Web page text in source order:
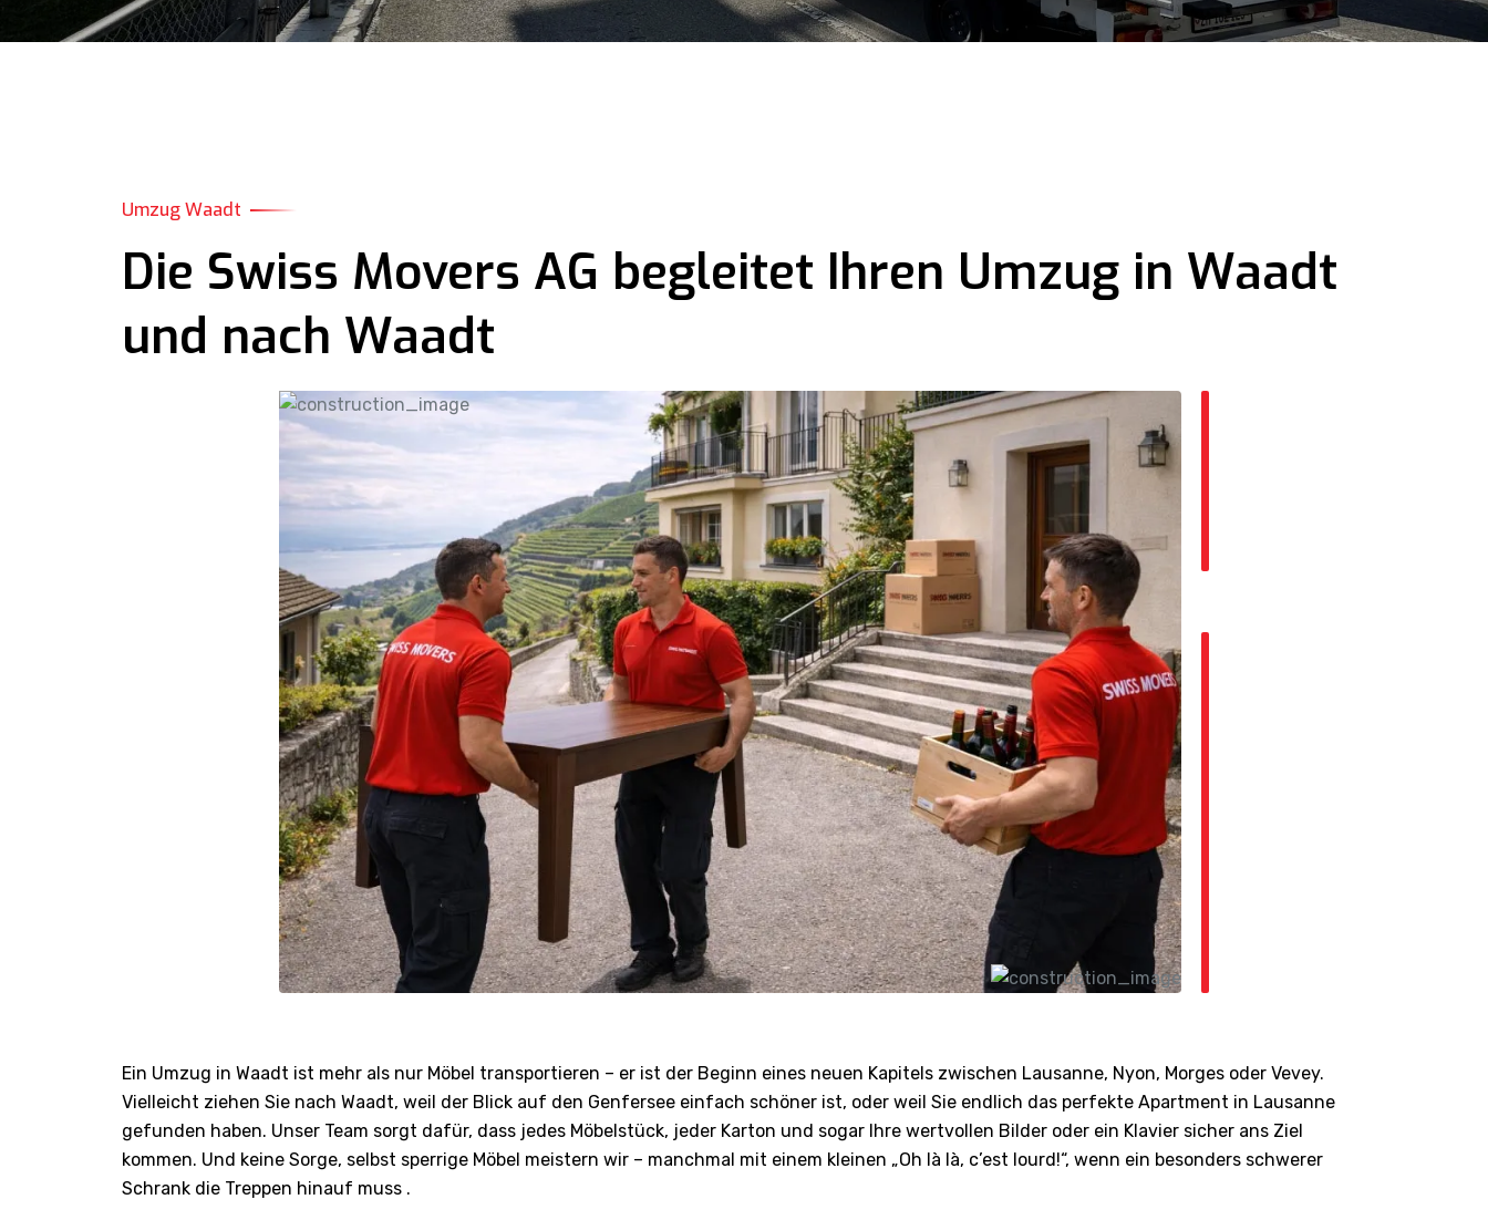
Umzug Waadt
Die Swiss Movers AG begleitet Ihren Umzug in Waadt
und nach Waadt
Ein Umzug in Waadt ist mehr als nur Möbel transportieren – er ist der Beginn eines neuen Kapitels zwischen Lausanne, Nyon, Morges oder Vevey.
Vielleicht ziehen Sie nach Waadt, weil der Blick auf den Genfersee einfach schöner ist, oder weil Sie endlich das perfekte Apartment in Lausanne
gefunden haben. Unser Team sorgt dafür, dass jedes Möbelstück, jeder Karton und sogar Ihre wertvollen Bilder oder ein Klavier sicher ans Ziel
kommen. Und keine Sorge, selbst sperrige Möbel meistern wir – manchmal mit einem kleinen „Oh là là, c’est lourd!“, wenn ein besonders schwerer
Schrank die Treppen hinauf muss .